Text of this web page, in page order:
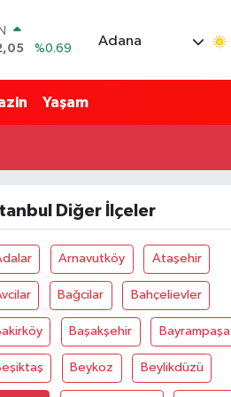
%0.69
%48
Adana
Yaşam
Diğer İlçeler
Arnavutköy Ataşehir
Bağcilar Bahçelievler
Başakşehir Bayrampaşa
Beykoz Beylikdüzü